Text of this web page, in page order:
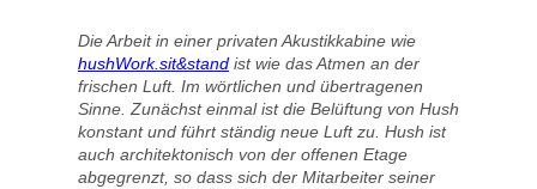
Die Arbeit in einer privaten Akustikkabine wie
hushWork.sit&stand ist wie das Atmen an der
frischen Luft. Im wörtlichen und übertragenen
Sinne. Zunächst einmal ist die Belüftung von Hush
konstant und führt ständig neue Luft zu. Hush ist
auch architektonisch von der offenen Etage
abgegrenzt, so dass sich der Mitarbeiter seiner